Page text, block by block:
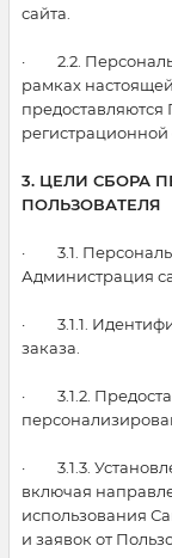
сайта.
· 2.2.
рамках
предоставляются
3. ЦЕЛИ СБОРА
ПОЛЬЗОВАТЕЛЯ
· 3.1.
Администрация
· 3.1.1.
заказа.
· 3.1.2.
· 3.1.3.
включая
использования
и заявок от